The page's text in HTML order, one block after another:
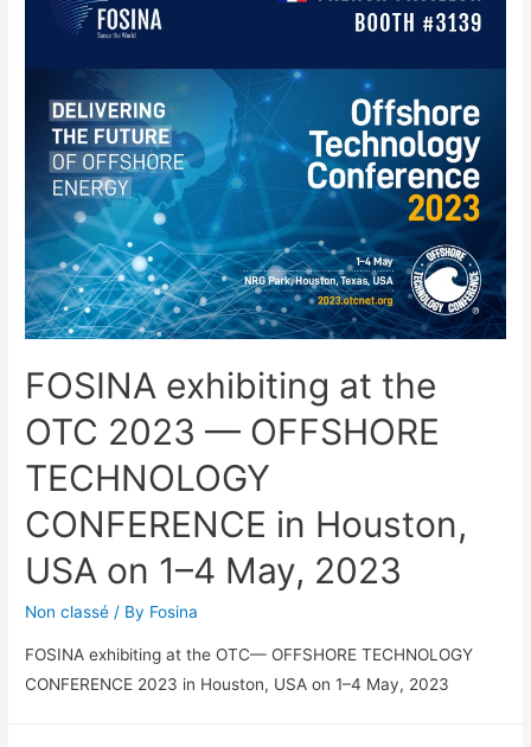
FOSINA exhibiting at the
OTC 2023 — OFFSHORE
TECHNOLOGY
CONFERENCE in Houston,
USA on 1–4 May, 2023
Non classé / By Fosina
FOSINA exhibiting at the OTC— OFFSHORE TECHNOLOGY
CONFERENCE 2023 in Houston, USA on 1–4 May, 2023